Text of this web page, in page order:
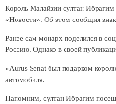
Король Малайзии султан Ибрагим
«Новости». Об этом сообщил
Ранее сам монарх поделился в
Россию. Однако в своей
«Aurus Senat был подарком
автомобиля.
Напомним, султан Ибрагим